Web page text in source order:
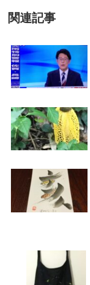
関連記事